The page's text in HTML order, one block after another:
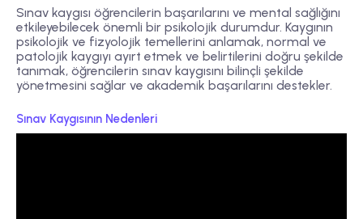
Sınav kaygısı öğrencilerin başarılarını ve mental sağlığını
etkileyebilecek önemli bir psikolojik durumdur. Kaygının
psikolojik ve fizyolojik temellerini anlamak, normal ve
patolojik kaygıyı ayırt etmek ve belirtilerini doğru şekilde
tanımak, öğrencilerin sınav kaygısını bilinçli şekilde
yönetmesini sağlar ve akademik başarılarını destekler.
Sınav Kaygısının Nedenleri